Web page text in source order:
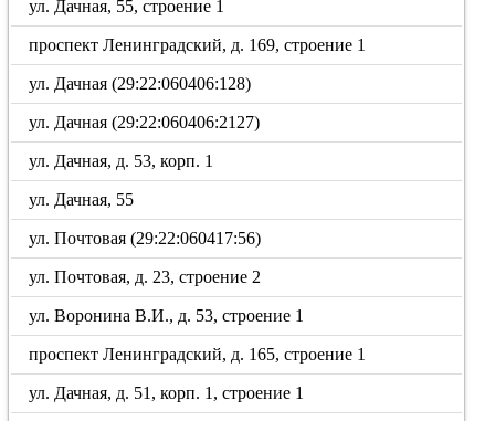
ул. Дачная, 55, строение 1
проспект Ленинградский, д. 169, строение 1
ул. Дачная (29:22:060406:128)
ул. Дачная (29:22:060406:2127)
ул. Дачная, д. 53, корп. 1
ул. Дачная, 55
ул. Почтовая (29:22:060417:56)
ул. Почтовая, д. 23, строение 2
ул. Воронина В.И., д. 53, строение 1
проспект Ленинградский, д. 165, строение 1
ул. Дачная, д. 51, корп. 1, строение 1